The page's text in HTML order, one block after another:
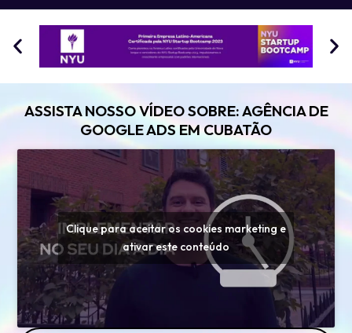
ASSISTA NOSSO VÍDEO SOBRE: AGÊNCIA DE
GOOGLE ADS EM CUBATÃO
Clique para aceitar os cookies marketing e
ativar este conteúdo